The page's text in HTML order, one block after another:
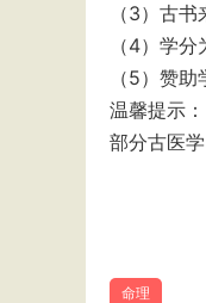
（3）古
（4）学
（5）赞
温馨提示：
部分古医
命理